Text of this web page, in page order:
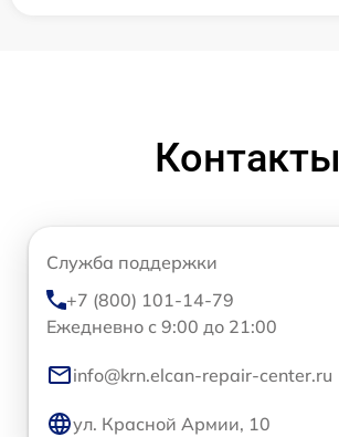
Контакты
Служба поддержки
+7 (800) 101-14-79
Ежедневно с 9:00 до 21:00
info@krn.elcan-repair-center.ru
ул. Красной Армии, 10